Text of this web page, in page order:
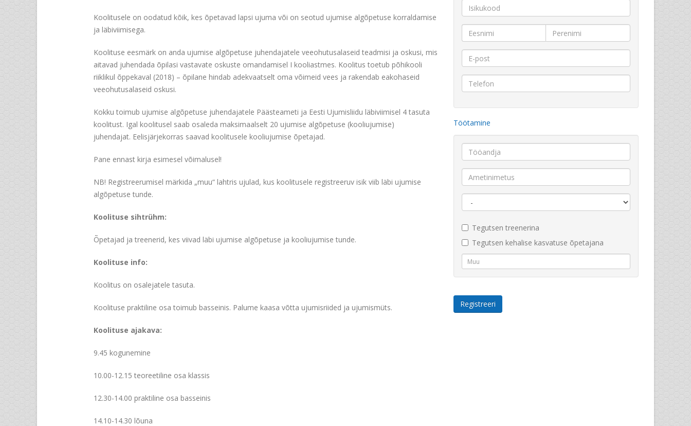
Koolitusele on oodatud kõik, kes õpetavad lapsi ujuma või on seotud ujumise algõpetuse korraldamise
ja läbiviimisega.
Koolituse eesmärk on anda ujumise algõpetuse juhendajatele veeohutusalaseid teadmisi ja oskusi, mis
aitavad juhendada õpilasi vastavate oskuste omandamisel I kooliastmes. Koolitus toetub põhikooli
riiklikul õppekaval (2018) – õpilane hindab adekvaatselt oma võimeid vees ja rakendab eakohaseid
veeohutusalaseid oskusi.
Kokku toimub ujumise algõpetuse juhendajatele Päästeameti ja Eesti Ujumisliidu läbiviimisel 4 tasuta
koolitust. Igal koolitusel saab osaleda maksimaalselt 20 ujumise algõpetuse (kooliujumise)
juhendajat. Eelisjärjekorras saavad koolitusele kooliujumise õpetajad.
Pane ennast kirja esimesel võimalusel!
NB! Registreerumisel märkida „muu“ lahtris ujulad, kus koolitusele registreeruv isik viib läbi ujumise
algõpetuse tunde.
Koolituse sihtrühm:
Õpetajad ja treenerid, kes viivad läbi ujumise algõpetuse ja kooliujumise tunde.
Koolituse info:
Koolitus on osalejatele tasuta.
Koolituse praktiline osa toimub basseinis. Palume kaasa võtta ujumisriided ja ujumismüts.
Koolituse ajakava:
9.45 kogunemine
10.00-12.15 teoreetiline osa klassis
12.30-14.00 praktiline osa basseinis
14.10-14.30 lõuna
Töötamine
Tegutsen treenerina
Tegutsen kehalise kasvatuse õpetajana